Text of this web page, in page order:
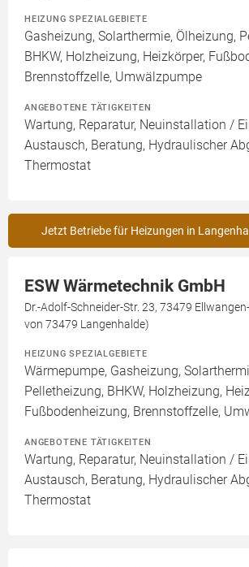
HEIZUNG SPEZIALGEBIETE
Gasheizung, Solarthermie, Ölheizung,
BHKW, Holzheizung, Heizkörper,
Brennstoffzelle, Umwälzpumpe
ANGEBOTENE TÄTIGKEITEN
Wartung, Reparatur, Neuinstallation /
Austausch, Beratung, Hydraulischer
Thermostat
Jetzt Betriebe für Heizungen in
ESW Wärmetechnik GmbH
Dr.-Adolf-Schneider-Str. 23, 73479
von 73479 Langenhalde)
HEIZUNG SPEZIALGEBIETE
Wärmepumpe, Gasheizung,
Pelletheizung, BHKW, Holzheizung,
Fußbodenheizung, Brennstoffzelle,
ANGEBOTENE TÄTIGKEITEN
Wartung, Reparatur, Neuinstallation /
Austausch, Beratung, Hydraulischer
Thermostat